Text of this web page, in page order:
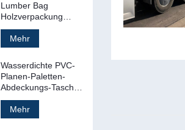
Lumber Bag
Holzverpackung
Tasche Cover
Mehr
Wasserdichte PVC-
Planen-Paletten-
Abdeckungs-Tasche
Kunststoff-Paletten-
Plane
Mehr